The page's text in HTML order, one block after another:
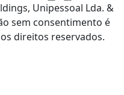
Unipessoal Lda. &
sem consentimento é
direitos reservados.